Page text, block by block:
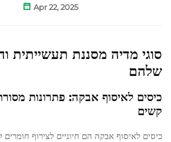
Apr 22, 2025
סוגי מדיה מסננת תעשייתית
שלהם
כיסים לאיסוף אבקה: פתרונות
קשים